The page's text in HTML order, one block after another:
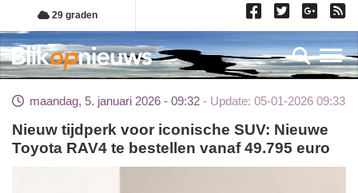
Overslaan
en
naar
de
gaan
29 graden
maandag, 5. januari 2026 - 09:32 Update: 05-01-2026 09:33
Nieuw tijdperk voor iconische SUV: Nieuwe
Toyota RAV4 te bestellen vanaf 49.795 euro